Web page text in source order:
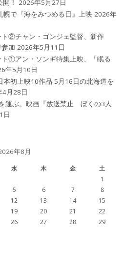
！
2026年5月27日
幌で『海をみつめる日』上映 2026年
②チャン・ゴンジェ監督、新作
加 2026年5月11日
①アン・ソンギ特集上映、「眠る
年5月10日
本初上映10作品 5月16日の北海道を
4月28日
運ぶ。映画『放送禁止 ぼくの3人
日
年8月
水 木 金
土
1
5 6 7
8
12 13 14
15
19 20 21
22
26 27 28
29